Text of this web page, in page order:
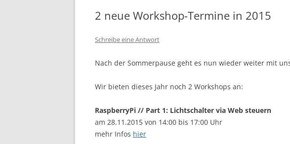
2 neue Workshop-Termine in 2015
Schreibe eine Antwort
Nach der Sommerpause geht es nun wieder weiter mit
Wir bieten dieses Jahr noch 2 Workshops an:
RaspberryPi // Part 1: Lichtschalter via Web steuern
am 28.11.2015 von 14:00 bis 17:00 Uhr
mehr Infos hier